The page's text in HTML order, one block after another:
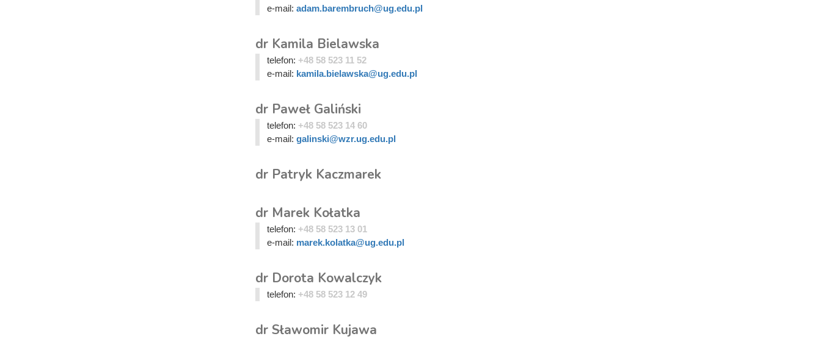
e-mail: adam.barembruch@ug.edu.pl
dr Kamila Bielawska
telefon: +48 58 523 11 52
e-mail: kamila.bielawska@ug.edu.pl
dr Paweł Galiński
telefon: +48 58 523 14 60
e-mail: galinski@wzr.ug.edu.pl
dr Patryk Kaczmarek
dr Marek Kołatka
telefon: +48 58 523 13 01
e-mail: marek.kolatka@ug.edu.pl
dr Dorota Kowalczyk
telefon: +48 58 523 12 49
dr Sławomir Kujawa